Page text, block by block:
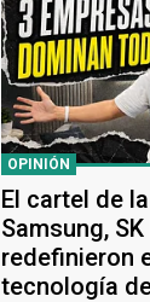
OPINIÓN
El cartel de
Samsung,
redefinieron
tecnología